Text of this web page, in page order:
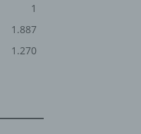
1
1.887
1.270